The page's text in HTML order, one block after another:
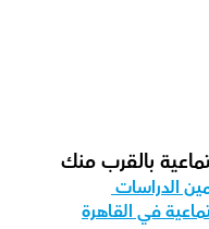
بالقرب منك
معلمين الدراسات
في القاهرة